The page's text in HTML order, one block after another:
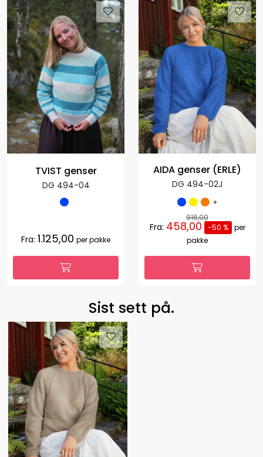
TVIST genser
DG 494-04
Fra: 1.125,00 per pakke
AIDA genser (ERLE)
DG 494-02J
+
916,00
Fra: 458,00 -50 %
per
pakke
Sist sett på.